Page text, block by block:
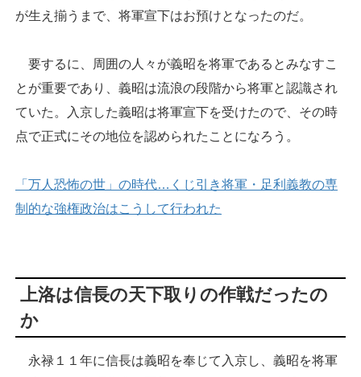
が生え揃うまで、将軍宣下はお預けとなったのだ。
要するに、周囲の人々が義昭を将軍であるとみなすこ
とが重要であり、義昭は流浪の段階から将軍と認識され
ていた。入京した義昭は将軍宣下を受けたので、その時
点で正式にその地位を認められたことになろう。
「万人恐怖の世」の時代…くじ引き将軍・足利義教の専
制的な強権政治はこうして行われた
上洛は信長の天下取りの作戦だったの
か
永禄１１年に信長は義昭を奉じて入京し、義昭を将軍